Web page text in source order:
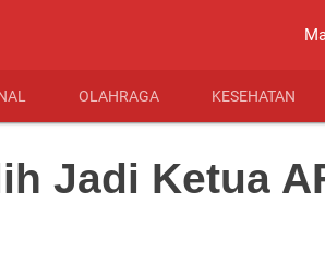
OLAHRAGA KESEHATAN
Jadi Ketua